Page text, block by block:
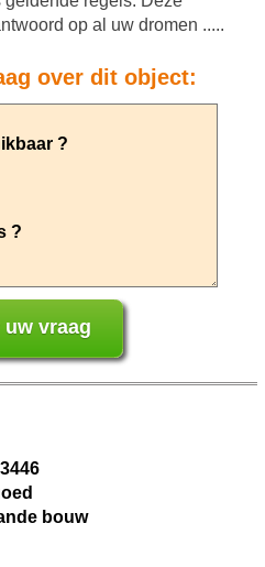
op al uw dromen .....
over dit object:
bouw